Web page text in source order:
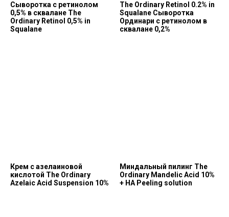
Cыворотка с ретинолом
0,5% в сквалане The
Ordinary Retinol 0,5% in
Squalane
The Ordinary Retinol 0.2% in
Squalane Сыворотка
Ординари с ретинолом в
сквалане 0,2%
Крем с азелаиновой
кислотой The Ordinary
Azelaic Acid Suspension 10%
Миндальный пилинг The
Ordinary Mandelic Acid 10%
+ HA Peeling solution